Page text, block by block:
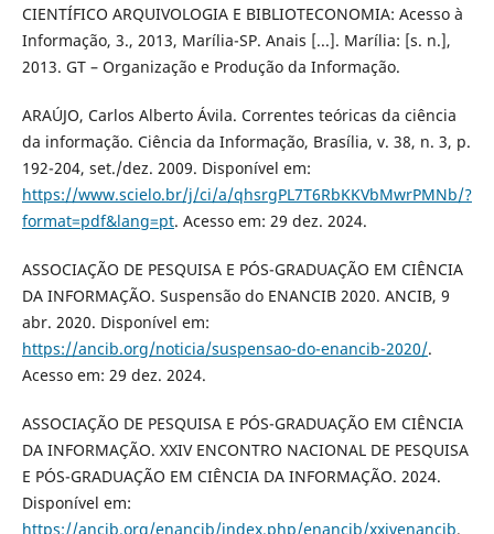
CIENTÍFICO ARQUIVOLOGIA E BIBLIOTECONOMIA: Acesso à
Informação, 3., 2013, Marília-SP. Anais [...]. Marília: [s. n.],
2013. GT – Organização e Produção da Informação.
ARAÚJO, Carlos Alberto Ávila. Correntes teóricas da ciência
da informação. Ciência da Informação, Brasília, v. 38, n. 3, p.
192-204, set./dez. 2009. Disponível em:
https://www.scielo.br/j/ci/a/qhsrgPL7T6RbKKVbMwrPMNb/?
format=pdf&lang=pt. Acesso em: 29 dez. 2024.
ASSOCIAÇÃO DE PESQUISA E PÓS-GRADUAÇÃO EM CIÊNCIA
DA INFORMAÇÃO. Suspensão do ENANCIB 2020. ANCIB, 9
abr. 2020. Disponível em:
https://ancib.org/noticia/suspensao-do-enancib-2020/.
Acesso em: 29 dez. 2024.
ASSOCIAÇÃO DE PESQUISA E PÓS-GRADUAÇÃO EM CIÊNCIA
DA INFORMAÇÃO. XXIV ENCONTRO NACIONAL DE PESQUISA
E PÓS-GRADUAÇÃO EM CIÊNCIA DA INFORMAÇÃO. 2024.
Disponível em:
https://ancib.org/enancib/index.php/enancib/xxivenancib.